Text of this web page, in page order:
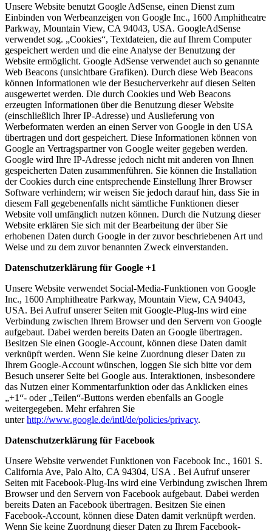
Unsere Website benutzt Google AdSense, einen Dienst zum
Einbinden von Werbeanzeigen von Google Inc., 1600 Amphitheatre
Parkway, Mountain View, CA 94043, USA. GoogleAdSense
verwendet sog. „Cookies“, Textdateien, die auf Ihrem Computer
gespeichert werden und die eine Analyse der Benutzung der
Website ermöglicht. Google AdSense verwendet auch so genannte
Web Beacons (unsichtbare Grafiken). Durch diese Web Beacons
können Informationen wie der Besucherverkehr auf diesen Seiten
ausgewertet werden. Die durch Cookies und Web Beacons
erzeugten Informationen über die Benutzung dieser Website
(einschließlich Ihrer IP-Adresse) und Auslieferung von
Werbeformaten werden an einen Server von Google in den USA
übertragen und dort gespeichert. Diese Informationen können von
Google an Vertragspartner von Google weiter gegeben werden.
Google wird Ihre IP-Adresse jedoch nicht mit anderen von Ihnen
gespeicherten Daten zusammenführen. Sie können die Installation
der Cookies durch eine entsprechende Einstellung Ihrer Browser
Software verhindern; wir weisen Sie jedoch darauf hin, dass Sie in
diesem Fall gegebenenfalls nicht sämtliche Funktionen dieser
Website voll umfänglich nutzen können. Durch die Nutzung dieser
Website erklären Sie sich mit der Bearbeitung der über Sie
erhobenen Daten durch Google in der zuvor beschriebenen Art und
Weise und zu dem zuvor benannten Zweck einverstanden.
Datenschutzerklärung für Google +1
Unsere Website verwendet Social-Media-Funktionen von Google
Inc., 1600 Amphitheatre Parkway, Mountain View, CA 94043,
USA. Bei Aufruf unserer Seiten mit Google-Plug-Ins wird eine
Verbindung zwischen Ihrem Browser und den Servern von Google
aufgebaut. Dabei werden bereits Daten an Google übertragen.
Besitzen Sie einen Google-Account, können diese Daten damit
verknüpft werden. Wenn Sie keine Zuordnung dieser Daten zu
Ihrem Google-Account wünschen, loggen Sie sich bitte vor dem
Besuch unserer Seite bei Google aus. Interaktionen, insbesondere
das Nutzen einer Kommentarfunktion oder das Anklicken eines
„+1“- oder „Teilen“-Buttons werden ebenfalls an Google
weitergegeben. Mehr erfahren Sie
unterhttp://www.google.de/intl/de/policies/privacy.
Datenschutzerklärung für Facebook
Unsere Website verwendet Funktionen von Facebook Inc., 1601 S.
California Ave, Palo Alto, CA 94304, USA . Bei Aufruf unserer
Seiten mit Facebook-Plug-Ins wird eine Verbindung zwischen Ihrem
Browser und den Servern von Facebook aufgebaut. Dabei werden
bereits Daten an Facebook übertragen. Besitzen Sie einen
Facebook-Account, können diese Daten damit verknüpft werden.
Wenn Sie keine Zuordnung dieser Daten zu Ihrem Facebook-